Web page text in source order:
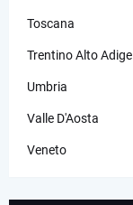
Toscana
Trentino Alto Adige
Umbria
Valle D'Aosta
Veneto